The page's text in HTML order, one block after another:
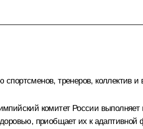
тренеров, коллектив и
комитет России
приобщает их к адаптивной